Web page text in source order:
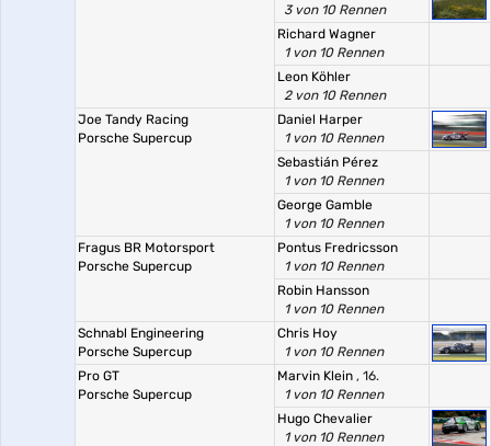
3 von 10 Rennen
Richard Wagner
1 von 10 Rennen
Leon Köhler
2 von 10 Rennen
Joe Tandy Racing
Porsche Supercup
Daniel Harper
1 von 10 Rennen
Sebastián Pérez
1 von 10 Rennen
George Gamble
1 von 10 Rennen
Fragus BR Motorsport
Porsche Supercup
Pontus Fredricsson
1 von 10 Rennen
Robin Hansson
1 von 10 Rennen
Schnabl Engineering
Porsche Supercup
Chris Hoy
1 von 10 Rennen
Pro GT
Porsche Supercup
Marvin Klein , 16.
1 von 10 Rennen
Hugo Chevalier
1 von 10 Rennen